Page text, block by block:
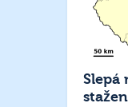
Slepá